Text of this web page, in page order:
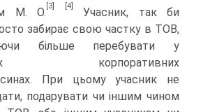
М. О.
[3] [4]
Учасник, так би
забирає свою частку в ТОВ,
більше перебувати у
корпоративних
При цьому учасник не
подарувати чи іншим чином